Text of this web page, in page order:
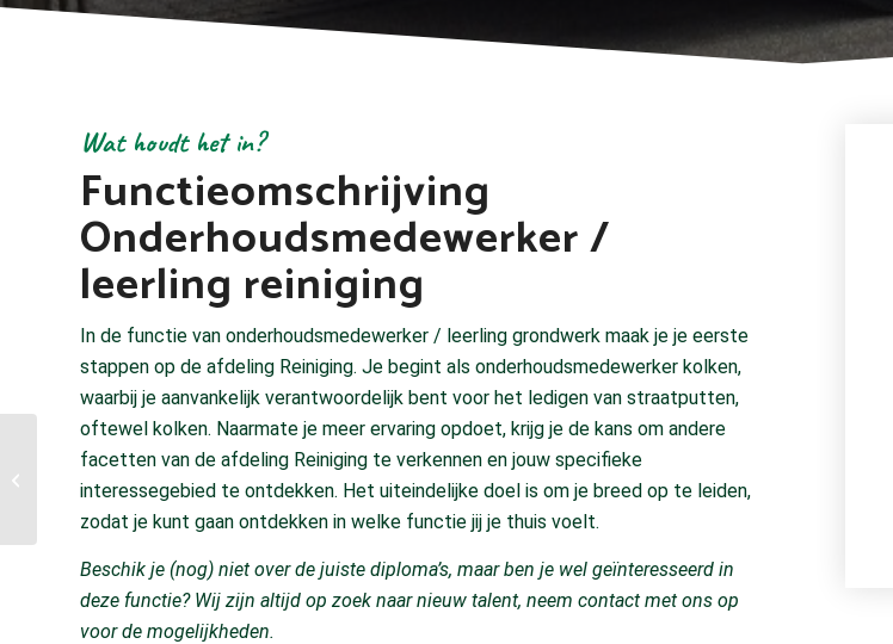
Wat houdt het in?
Functieomschrijving
Onderhoudsmedewerker /
leerling reiniging
In de functie van onderhoudsmedewerker / leerling grondwerk maak je je eerste
stappen op de afdeling Reiniging. Je begint als onderhoudsmedewerker kolken,
waarbij je aanvankelijk verantwoordelijk bent voor het ledigen van straatputten,
oftewel kolken. Naarmate je meer ervaring opdoet, krijg je de kans om andere
facetten van de afdeling Reiniging te verkennen en jouw specifieke
interessegebied te ontdekken. Het uiteindelijke doel is om je breed op te leiden,
zodat je kunt gaan ontdekken in welke functie jij je thuis voelt.
Beschik je (nog) niet over de juiste diploma’s, maar ben je wel geïnteresseerd in
deze functie? Wij zijn altijd op zoek naar nieuw talent, neem contact met ons op
voor de mogelijkheden.